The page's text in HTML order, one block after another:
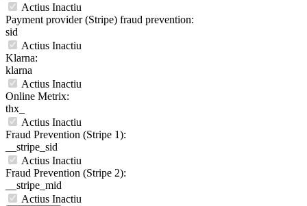
Actius Inactiu
Payment provider (Stripe) fraud prevention:
sid
Actius Inactiu
Klarna:
klarna
Actius Inactiu
Online Metrix:
thx_
Actius Inactiu
Fraud Prevention (Stripe 1):
__stripe_sid
Actius Inactiu
Fraud Prevention (Stripe 2):
__stripe_mid
Actius Inactiu